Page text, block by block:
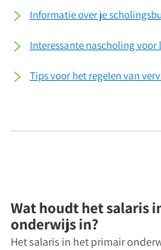
Informatie over je
Interessante nascholing
Tips voor het regelen van
Wat houdt het salaris
onderwijs in?
Het salaris in het primair